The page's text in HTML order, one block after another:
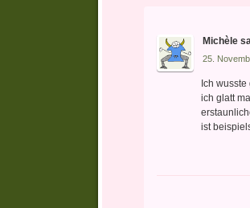
Michèle
25.
Ich
ich glatt
ist